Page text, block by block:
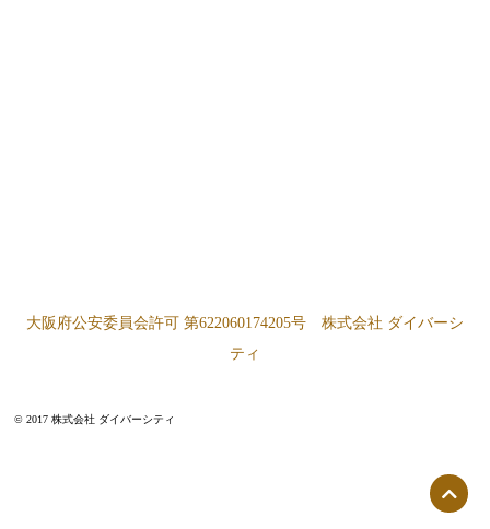
大阪府公安委員会許可 第622060174205号 株式会社 ダイバーシ
ティ
© 2017 株式会社 ダイバーシティ